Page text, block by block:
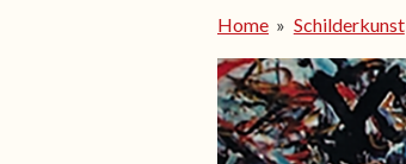
Home » Schilderkunst